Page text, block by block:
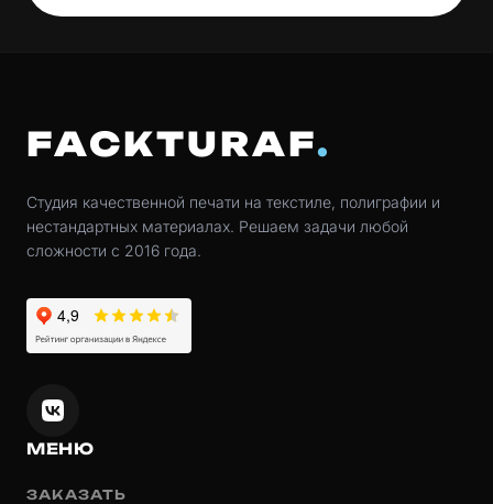
FACKTURAF
Студия качественной печати на текстиле, полиграфии и
нестандартных материалах. Решаем задачи любой
сложности с 2016 года.
МЕНЮ
ЗАКАЗАТЬ